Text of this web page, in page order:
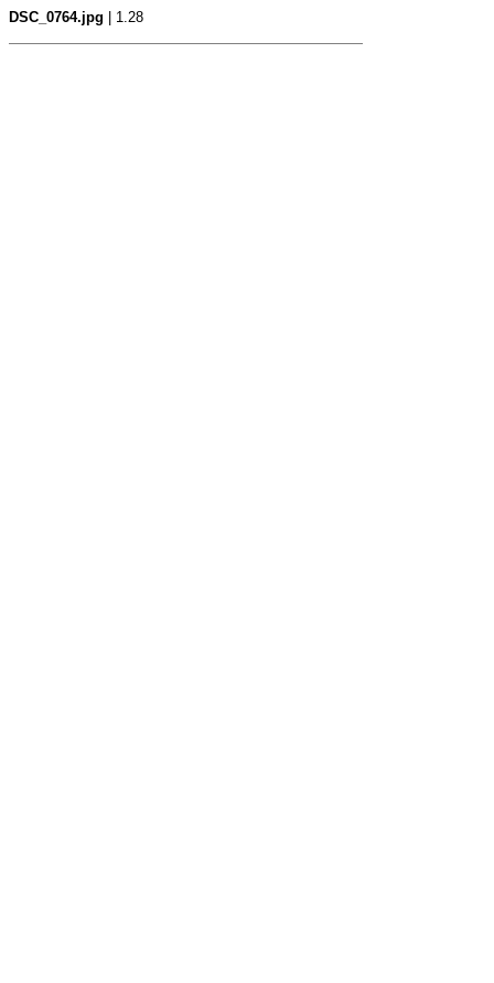
DSC_0764.jpg | 1.28